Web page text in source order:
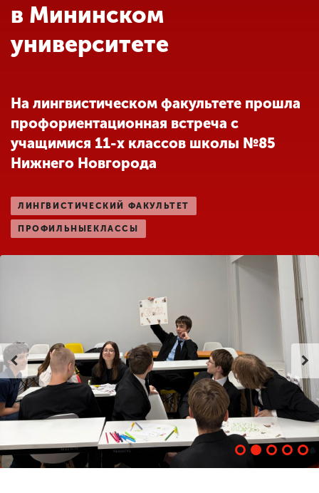
Наука
Другие виды
деятельности
Студенческая жизнь
образовательной
Приемная
комиссия
+7 (831) 262-26-20
в Мининском
университете
На лингвистическом факультете прошла
профориентационная встреча с
учащимися 11-х классов школы №85
Нижнего Новгорода
ЛИНГВИСТИЧЕСКИЙ ФАКУЛЬТЕТ
ПРОФИЛЬНЫЕКЛАССЫ